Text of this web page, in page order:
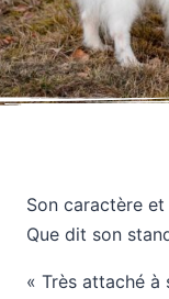
Son caractère
Que dit son
« Très attaché à